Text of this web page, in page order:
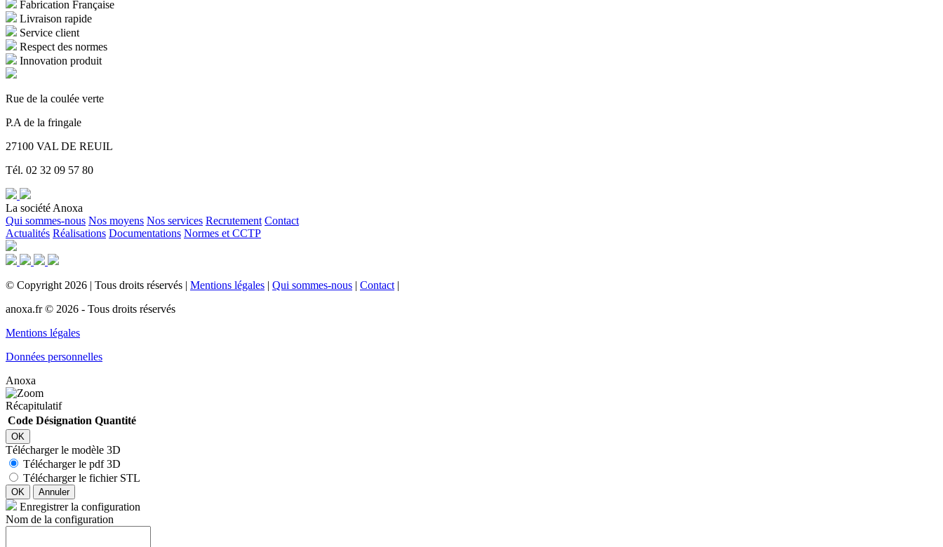
Fabrication Française
Livraison rapide
Service client
Respect des normes
Innovation produit
Rue de la coulée verte
P.A de la fringale
27100 VAL DE REUIL
Tél. 02 32 09 57 80
La société Anoxa
Qui sommes-nous Nos moyens Nos services Recrutement Contact
Actualités Réalisations Documentations Normes et CCTP
© Copyright 2026 | Tous droits réservés | Mentions légales | Qui sommes-nous | Contact |
anoxa.fr © 2026 - Tous droits réservés
Mentions légales
Données personnelles
Anoxa
Récapitulatif
Code Désignation Quantité
OK
Télécharger le modèle 3D
Télécharger le pdf 3D
Télécharger le fichier STL
OK Annuler
Enregistrer la configuration
Nom de la configuration